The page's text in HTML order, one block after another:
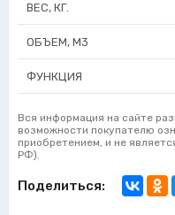
ВЕС, КГ.
ОБЪЕМ, М3
ФУНКЦИЯ
Вся информация на сайте
возможности покупателю
приобретением, и не
РФ).
Поделиться: